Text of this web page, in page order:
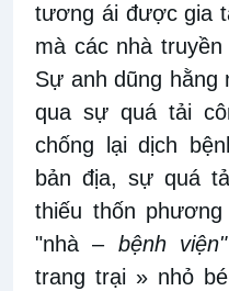
tương ái được gia
mà các nhà
Sự anh dũng hằng
qua sự quá tải
chống lại dịch
bản địa, sự quá
thiếu thốn
"nhà – bệnh viện"
trang trại » nhỏ